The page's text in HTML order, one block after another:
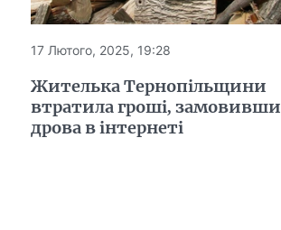
17 Лютого, 2025, 19:28
Жителька Тернопільщини
втратила гроші, замовивши
дрова в інтернеті